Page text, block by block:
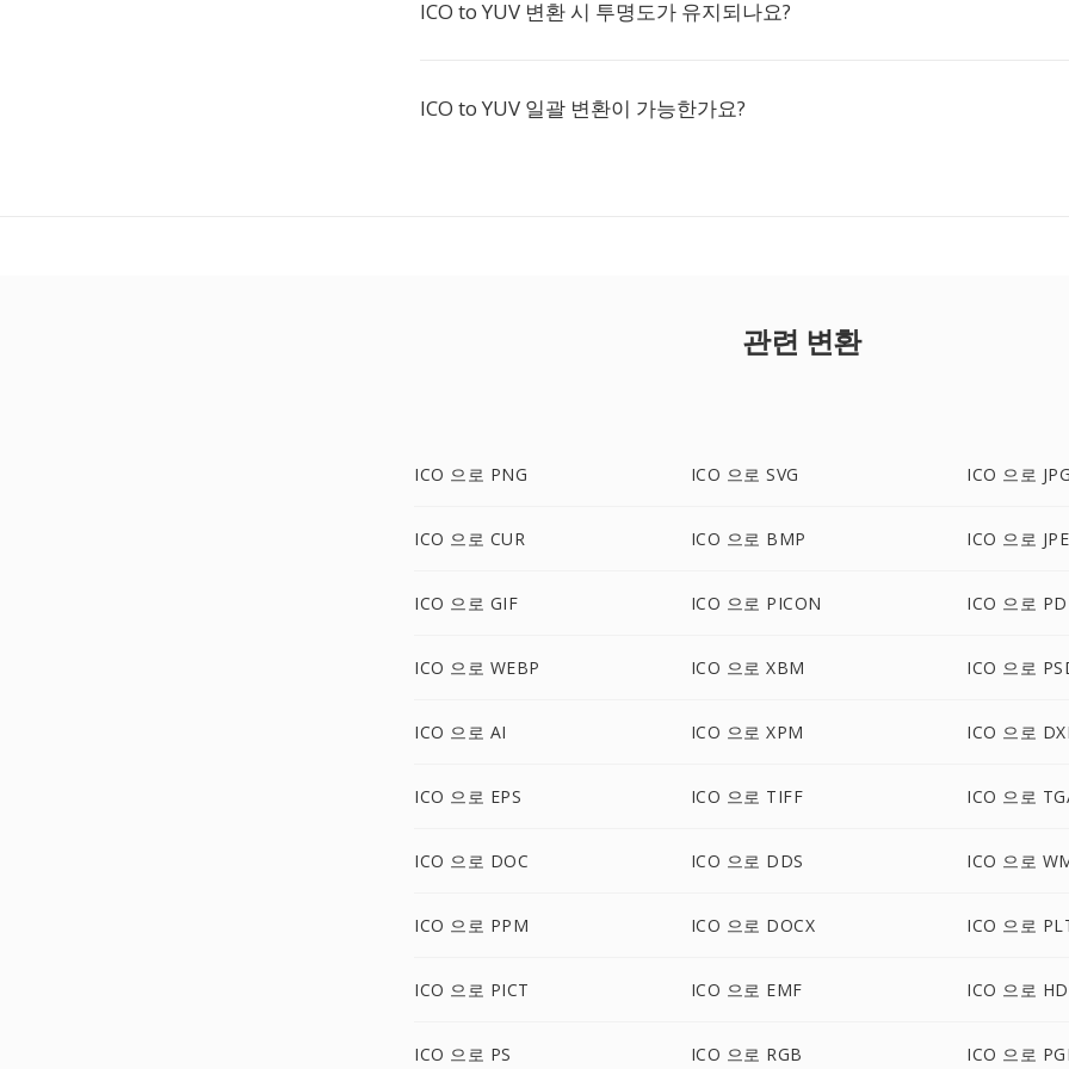
ICO to YUV 변환 시 투명도가 유지되나요?
ICO to YUV 일괄 변환이 가능한가요?
관련 변환
ICO 으로 PNG ICO 으로 SVG ICO 으로
ICO 으로 CUR ICO 으로 BMP ICO 으로
ICO 으로 GIF ICO 으로 PICON ICO 으로
ICO 으로 WEBP ICO 으로 XBM ICO 으로
ICO 으로 AI ICO 으로 XPM ICO 으로
ICO 으로 EPS ICO 으로 TIFF ICO 으로
ICO 으로 DOC ICO 으로 DDS ICO 으로
ICO 으로 PPM ICO 으로 DOCX ICO 으로
ICO 으로 PICT ICO 으로 EMF ICO 으로
ICO 으로 PS ICO 으로 RGB ICO 으로